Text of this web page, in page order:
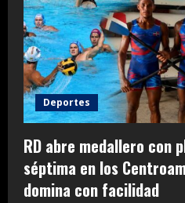
Deportes
RD abre medallero con
séptima en los
domina con facilidad